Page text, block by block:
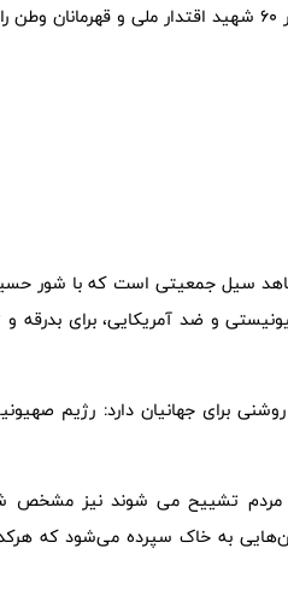
سیل جمعیتی است که با شور
و ضد آمریکایی، برای بدرقه و
برای جهانیان دارد: رژیم
مردم تشییح می شوند نیز مشخص
به خاک سپرده می‌شود که